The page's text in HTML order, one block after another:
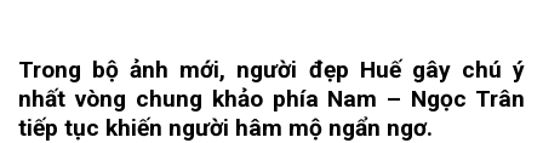
Trong bộ ảnh mới, người đẹp Huế gây chú ý
nhất vòng chung khảo phía Nam – Ngọc Trân
tiếp tục khiến người hâm mộ ngẩn ngơ.